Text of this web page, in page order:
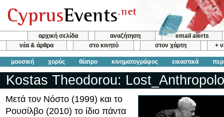
αρχική σελίδα αναζήτηση
email alerts
νέα & άρθρα
στο κινητό στον χάρτη +
μουσική χορός θέατρο κινηματογράφος εικαστικά
Kostas Theodorou:
Μετά τον Νόστο (1999) και το
Ρουσίλβο (2010) το ίδιο πάντα